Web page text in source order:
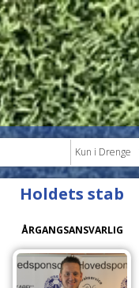
Kun i Drenge
Holdets stab
ÅRGANGSANSVARLIG